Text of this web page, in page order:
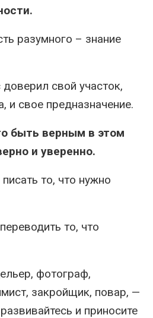
разумного – знание
свой участок,
и свое предназначение.
быть верным в этом
и уверенно.
то, что нужно
то, что
фотограф,
закройщик, повар, —
и приносите